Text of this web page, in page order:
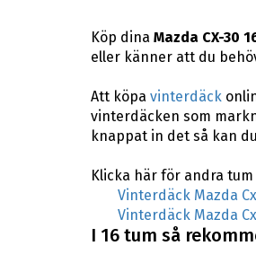
Köp dina Mazda CX-30
eller känner att du
Att köpa vinterdäck
vinterdäcken som
knappat in det så kan
Klicka här för andra
Vinterdäck Mazda
Vinterdäck Mazda
I 16 tum så